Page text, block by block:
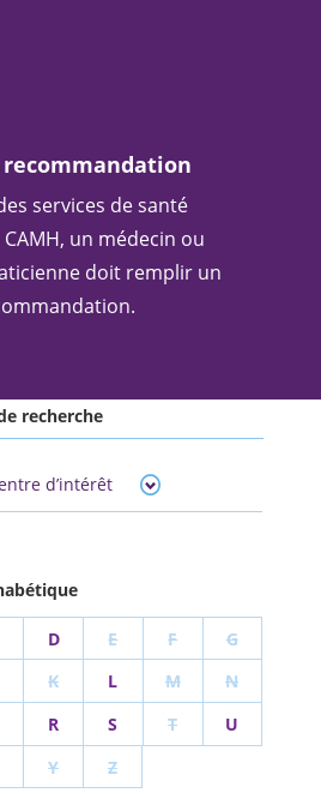
services de santé
un médecin ou
doit remplir un
recherche
d’intérêt
D E F
G
K L M
N
R S T
U
Y Z